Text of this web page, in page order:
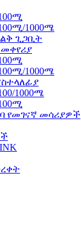
1000ሜ
ጊጋቢት
1000ሜ
1000ሜ
የመገናኛ መሳሪያዎች